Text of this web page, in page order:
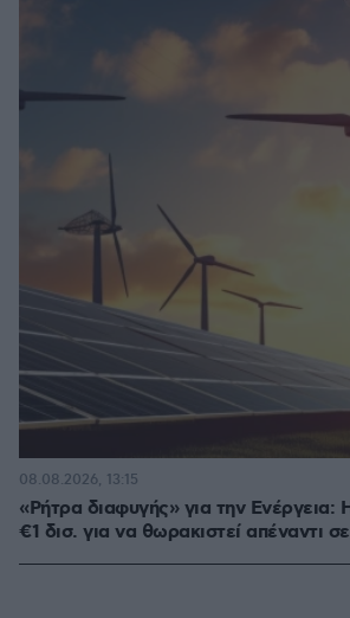
«Ρήτρα διαφυγής» για την
€1 δισ. για να θωρακιστεί απέναντι
08.08.2026, 13:15